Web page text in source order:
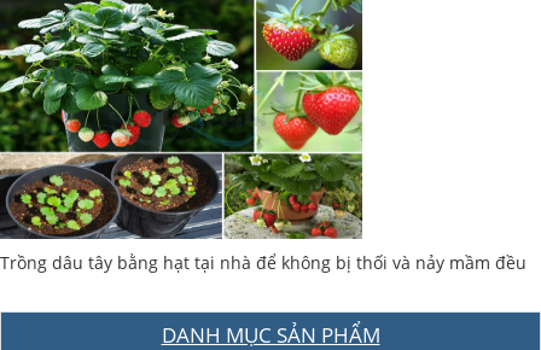
Trồng dâu tây bằng hạt tại nhà để không bị thối và nảy mầm đều
DANH MỤC SẢN PHẨM